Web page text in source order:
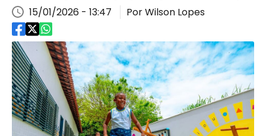
15/01/2026 - 13:47 Por Wilson Lopes